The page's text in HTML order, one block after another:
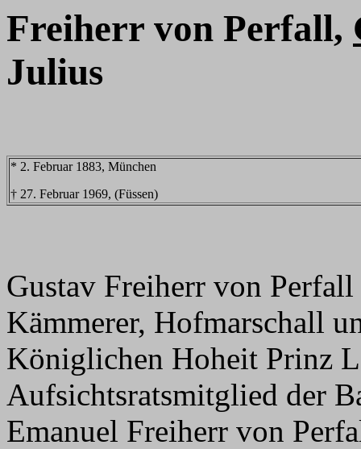
Freiherr von Perfall,
Julius
* 2. Februar 1883, München
† 27. Februar 1969, (Füssen)
Gustav Freiherr von
Kämmerer, Hofmarschall
Königlichen Hoheit Prinz
Aufsichtsratsmitglied der
Emanuel Freiherr von